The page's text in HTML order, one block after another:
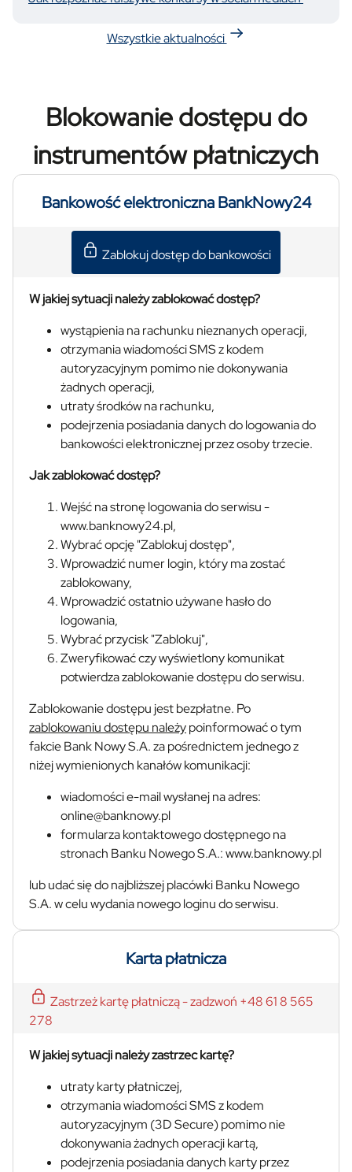
symboliczna, więc bez większego zastanowienia
podajesz wszystkie dane swojej karty. Dopiero później
regularnie opłaty z Twojego konta.
Wszystkie aktualności
Blokowanie dostępu do
instrumentów płatniczych
Bankowość elektroniczna BankNowy24
Zablokuj dostęp do bankowości
W jakiej sytuacji należy zablokować dostęp?
wystąpienia na rachunku nieznanych operacji,
otrzymania wiadomości SMS z kodem
autoryzacyjnym pomimo nie dokonywania
żadnych operacji,
utraty środków na rachunku,
podejrzenia posiadania danych do logowania do
bankowości elektronicznej przez osoby trzecie.
Jak zablokować dostęp?
Wejść na stronę logowania do serwisu -
www.banknowy24.pl,
Wybrać opcję "Zablokuj dostęp",
Wprowadzić numer login, który ma zostać
zablokowany,
Wprowadzić ostatnio używane hasło do
logowania,
Wybrać przycisk "Zablokuj",
Zweryfikować czy wyświetlony komunikat
potwierdza zablokowanie dostępu do serwisu.
Zablokowanie dostępu jest bezpłatne. Po
zablokowaniu dostępu należypoinformować o tym
fakcie Bank Nowy S.A. za pośrednictem jednego z
niżej wymienionych kanałów komunikacji:
wiadomości e-mail wysłanej na adres:
online@banknowy.pl
formularza kontaktowego dostępnego na
stronach Banku Nowego S.A.: www.banknowy.pl
lub udać się do najbliższej placówki Banku Nowego
S.A. w celu wydania nowego loginu do serwisu.
Karta płatnicza
Zastrzeż kartę płatniczą - zadzwoń +48 61 8 565
278
W jakiej sytuacji należy zastrzec kartę?
utraty karty płatniczej,
otrzymania wiadomości SMS z kodem
autoryzacyjnym (3D Secure) pomimo nie
dokonywania żadnych operacji kartą,
podejrzenia posiadania danych karty przez